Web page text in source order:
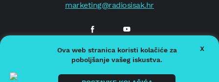
marketing@radiosisak.hr
© 2026.Radio Sisak
Politika privatnosti
Politika kolačića
Ova web stranica koristi kolačiće za
poboljšanje vašeg iskustva.
X